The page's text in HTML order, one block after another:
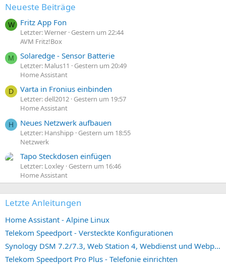
Neueste Beiträge
W Fritz App Fon
Letzter: Werner Gestern um 22:44
AVM Fritz!Box
M Solaredge - Sensor Batterie
Letzter: Malus11
Gestern um 20:49
Home Assistant
D Varta in Fronius einbinden
Letzter: dell2012 Gestern um 19:57
Home Assistant
H Neues Netzwerk aufbauen
Letzter: Hanshipp Gestern um 18:55
Netzwerk
Tapo Steckdosen einfügen
Letzter: Loxley Gestern um 16:46
Home Assistant
Letzte Anleitungen
Home Assistant - Alpine Linux
Telekom Speedport - Versteckte Konfigurationen
Synology DSM 7.2/7.3, Web Station 4, Webdienst und Webportal erstellen (ehemals vHost)
Telekom Speedport Pro Plus - Telefonie einrichten